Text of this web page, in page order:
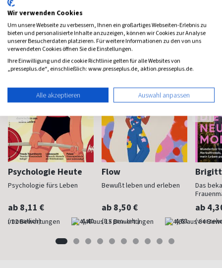
Frauenzeitschriften
Psychologie Heute
Psychologie fürs Leben
ab 8,11 €
(monatlich) 4,40
Flow
Bewußt leben und erleben
ab 8,50 €
(8 x pro Jahr) 4,63
Das
ab
Wir verwenden Cookies
Um unsere Webseite zu verbessern, Ihnen ein großartiges Webseiten-Erlebnis zu
bieten und personalisierte Inhalte anzuzeigen, können wir Cookies zur Analyse
unserer Besucherdaten platzieren. Für weitere Informationen zu den von uns
verwendeten Cookies öffnen Sie die Einstellungen.
Ihre Einwilligung und die cookie Richtlinie gelten für alle Websites von
„presseplus.de“, einschließlich: www.presseplus.de, aktion.presseplus.de.
Alle akzeptieren Auswahl anpassen